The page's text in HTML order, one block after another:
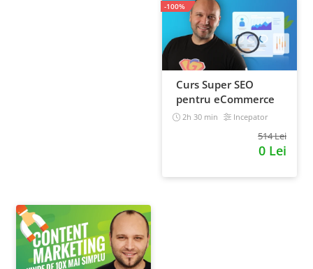
Curs Super SEO
pentru eCommerce
2h 30 min Incepator
514 Lei
0 Lei
-100%